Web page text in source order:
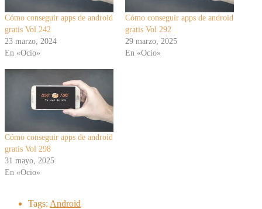
Cómo conseguir apps de android
gratis Vol 242
23 marzo, 2024
En «Ocio»
Cómo conseguir apps de android
gratis Vol 292
29 marzo, 2025
En «Ocio»
Cómo conseguir apps de android
gratis Vol 298
31 mayo, 2025
En «Ocio»
Tags: Android